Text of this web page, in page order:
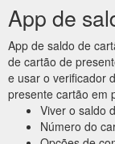
App de
App de saldo de
de cartão de
e usar o verificador
presente cartão em
Viver o saldo
Número do